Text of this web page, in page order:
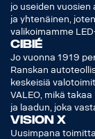
jo useiden
ja yhtenäinen,
valikoimamme
Cibié
Jo vuonna 1919
Ranskan
keskeisiä
VALEO, mikä
ja laadun, joka
Vision X
Uusimpana